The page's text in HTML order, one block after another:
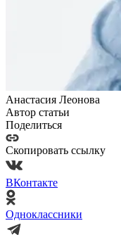
Анастасия Леонова
Автор статьи
Поделиться
Скопировать ссылку
ВКонтакте
Одноклассники